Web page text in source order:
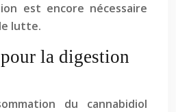
est encore nécessaire
lutte.
la digestion
du cannabidiol